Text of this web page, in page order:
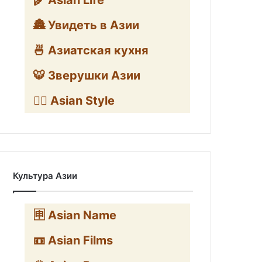
🏯 Увидеть в Азии
🍜 Азиатская кухня
🐯 Зверушки Азии
🧛‍♂️ Asian Style
Культура Азии
🈸 Asian Name
📼 Asian Films